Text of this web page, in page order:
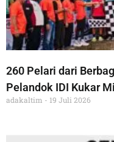
260 Pelari dari
Pelandok IDI Kukar
adakaltim 19 Juli 2026